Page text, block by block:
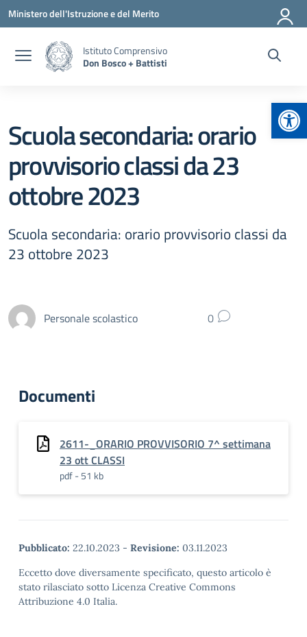
Vai ai contenuti
Vai al menu di navigazione
Vai al footer
Ministero dell'Istruzione e del Merito
Istituto Comprensivo
Don Bosco + Battisti
Scuola secondaria: orario
provvisorio classi da 23
ottobre 2023
Scuola secondaria: orario provvisorio classi da
23 ottobre 2023
Personale scolastico 0
Documenti
2611-_ORARIO PROVVISORIO 7^ settimana
23 ott CLASSI
pdf - 51 kb
Pubblicato: 22.10.2023 - Revisione: 03.11.2023
Eccetto dove diversamente specificato, questo articolo è
stato rilasciato sotto Licenza Creative Commons
Attribuzione 4.0 Italia.